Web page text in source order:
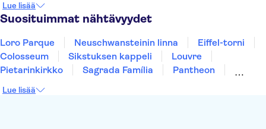
Tallinna
Ljubljana Riika
Lue lisää
Suosituimmat nähtävyydet
Loro Parque Neuschwansteinin linna
Eiffel-torni
Colosseum
Sikstuksen kappeli
Louvre
Pietarinkirkko
Sagrada Família
Pantheon
Keukenhof
Lue lisää